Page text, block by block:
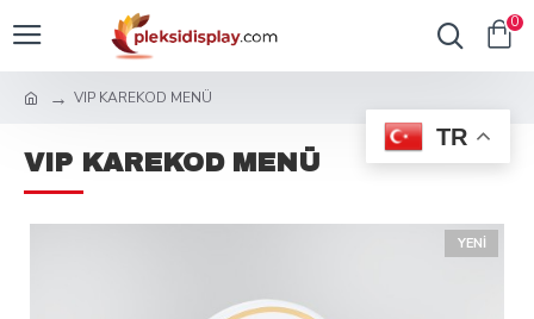
TR
0
VIP KAREKOD MENÜ
VIP KAREKOD MENÜ
YENI